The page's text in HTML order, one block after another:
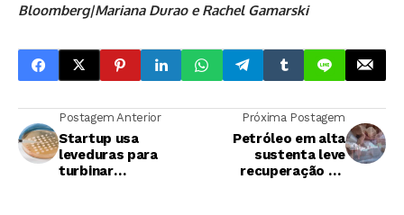
Bloomberg|Mariana Durao e Rachel Gamarski
Postagem Anterior
Startup usa
leveduras para
turbinar
Próxima Postagem
Petróleo em alta
sustenta leve
recuperação do